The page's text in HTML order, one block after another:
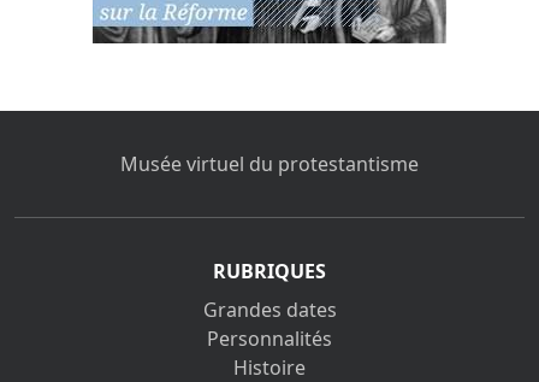
Musée virtuel du protestantisme
RUBRIQUES
Grandes dates
Personnalités
Histoire